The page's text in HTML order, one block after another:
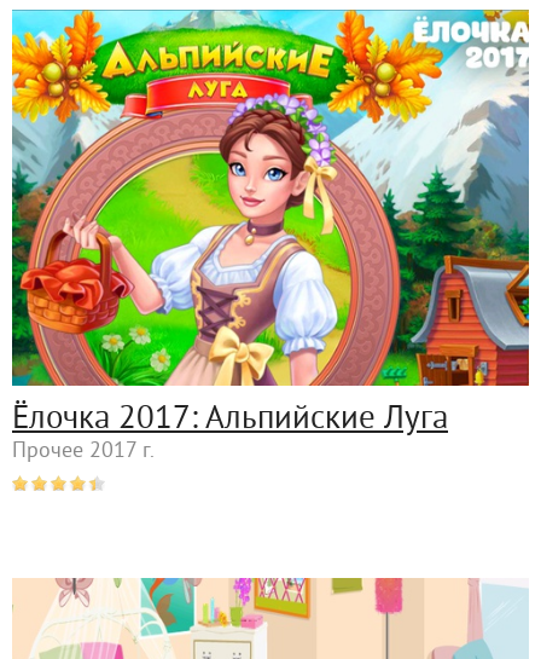
Ёлочка 2017: Альпийские Луга
Прочее 2017 г.